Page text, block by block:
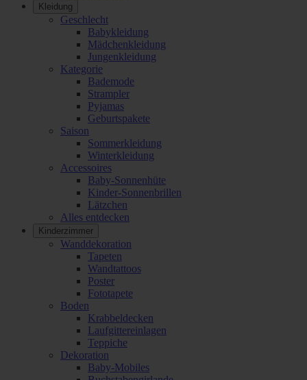
Kleidung
Geschlecht
Babykleidung
Mädchenkleidung
Jungenkleidung
Kategorie
Bademode
Strampler
Pyjamas
Geburtspakete
Saison
Sommerkleidung
Winterkleidung
Accessoires
Baby-Sonnenhüte
Kinder-Sonnenbrillen
Lätzchen
Alles entdecken
Kinderzimmer
Wanddekoration
Tapeten
Wandtattoos
Poster
Fototapete
Boden
Krabbeldecken
Laufgittereinlagen
Teppiche
Dekoration
Baby-Mobiles